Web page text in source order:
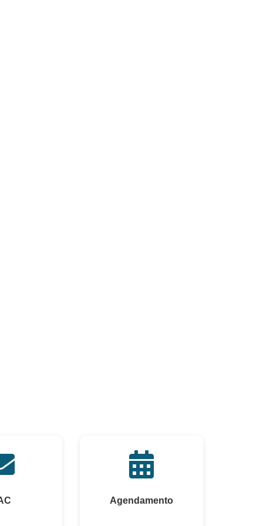
Agendamento